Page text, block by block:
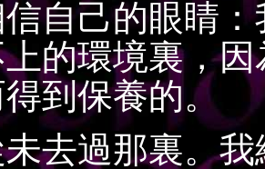
自己的眼睛
的環境裏，
到保養的。
過那裏。我